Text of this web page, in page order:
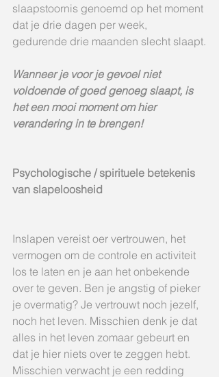
slaapstoornis genoemd op het moment
dat je drie dagen per week,
gedurende drie maanden slecht slaapt.
Wanneer je voor je gevoel niet
voldoende of goed genoeg slaapt, is
het een mooi moment om hier
verandering in te brengen!
Psychologische / spirituele betekenis
van slapeloosheid
Inslapen vereist oer vertrouwen, het
vermogen om de controle en activiteit
los te laten en je aan het onbekende
over te geven. Ben je angstig of pieker
je overmatig? Je vertrouwt noch jezelf,
noch het leven. Misschien denk je dat
alles in het leven zomaar gebeurt en
dat je hier niets over te zeggen hebt.
Misschien verwacht je een redding